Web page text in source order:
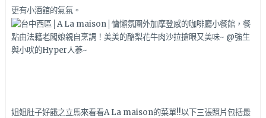
更有小酒館的氣氛。
姐姐肚子好餓之立馬來看看A La maison的菜單!!以下三張照片包括最